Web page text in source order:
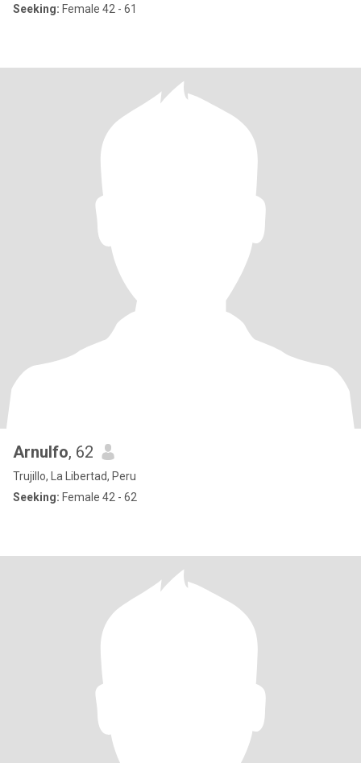
Seeking: Female 42 - 61
Arnulfo, 62
Trujillo, La Libertad, Peru
Seeking: Female 42 - 62